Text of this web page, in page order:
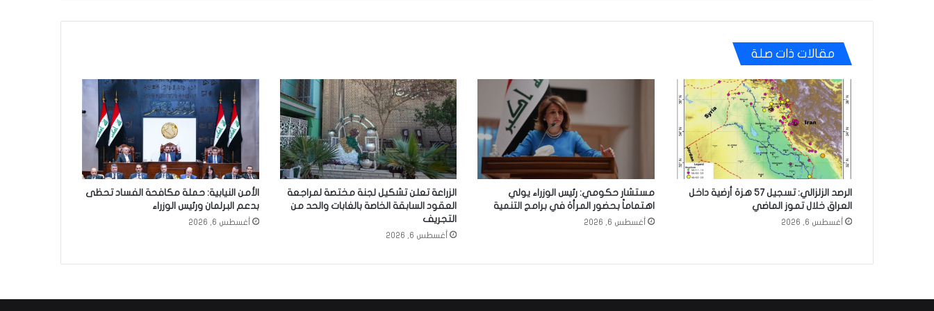
مقالات ذات صلة
الرصد الزلزالي: تسجيل 57 هزة أرضية داخل
العراق خلال تموز الماضي
أغسطس 6, 2026
مستشار حكومي: رئيس الوزراء يولي
اهتماماً بحضور المرأة في برامج التنمية
أغسطس 6, 2026
الزراعة تعلن تشكيل لجنة مختصة لمراجعة
العقود السابقة الخاصة بالغابات والحد من
التجريف
أغسطس 6, 2026
الأمن النيابية: حملة مكافحة الفساد تحظى
بدعم البرلمان ورئيس الوزراء
أغسطس 6, 2026